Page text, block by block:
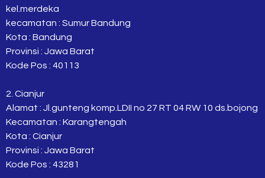
kel.merdeka
kecamatan : Sumur Bandung
Kota : Bandung
Provinsi : Jawa Barat
Kode Pos : 40113
2. Cianjur
Alamat : Jl.gunteng komp.LDII no 27 RT 04 RW 10 ds.bojong
Kecamatan : Karangtengah
Kota : Cianjur
Provinsi : Jawa Barat
Kode Pos : 43281